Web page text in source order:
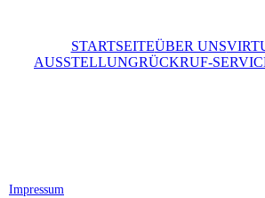
STARTSEITEÜBER UNS
AUSSTELLUNGRÜCKRUF-
Impressum